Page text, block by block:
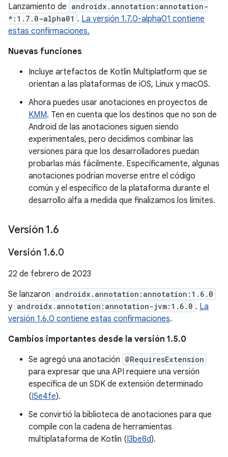
Lanzamiento de androidx.annotation:annotation-
*:1.7.0-alpha01 . La versión 1.7.0-alpha01 contiene
estas confirmaciones.
Nuevas funciones
Incluye artefactos de Kotlin Multiplatform que se
orientan a las plataformas de iOS, Linux y macOS.
Ahora puedes usar anotaciones en proyectos de
KMM. Ten en cuenta que los destinos que no son de
Android de las anotaciones siguen siendo
experimentales, pero decidimos combinar las
versiones para que los desarrolladores puedan
probarlas más fácilmente. Específicamente, algunas
anotaciones podrían moverse entre el código
común y el específico de la plataforma durante el
desarrollo alfa a medida que finalizamos los límites.
Versión 1.6
Versión 1.6.0
22 de febrero de 2023
Se lanzaron androidx.annotation:annotation:1.6.0
y androidx.annotation:annotation-jvm:1.6.0 . La
versión 1.6.0 contiene estas confirmaciones.
Cambios importantes desde la versión 1.5.0
Se agregó una anotación @RequiresExtension
para expresar que una API requiere una versión
específica de un SDK de extensión determinado
(I5e4fe).
Se convirtió la biblioteca de anotaciones para que
compile con la cadena de herramientas
multiplataforma de Kotlin (I3be8d).